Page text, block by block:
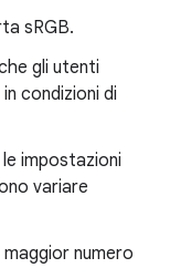
sRGB.
gli utenti
condizioni di
impostazioni
variare
numero